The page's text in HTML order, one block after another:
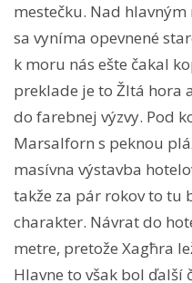
mestečku. Nad
sa vyníma opevnené
k moru nás ešte čakal
preklade je to Žltá hora
do farebnej výzvy. Pod
Marsalforn s peknou
masívna výstavba
takže za pár rokov to tu
charakter. Návrat do
metre, pretože Xagħra
Hlavne to však bol ďalší